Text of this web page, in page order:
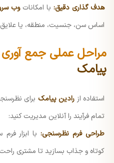
هدف گذاری دقیق:با امکاناتوب
اساس سن، جنسیت، منطقه، یا علایق
مراحل عملی جمع آوری
پیامک
استفاده از رادین پیامک برای
تمام فرآیند را آنلاین مدیریت کنید:
طراحی فرم نظرسنجی: با ابزار
کوتاه و جذاب بسازید تا مشتری